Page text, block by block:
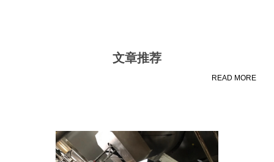
文章推荐
READ MORE